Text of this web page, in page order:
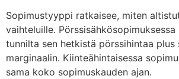
Sopimustyyppi ratkaisee, miten
vaihteluille.
tunnilta sen hetkistä pörssihintaa plus
marginaalin. Kiinteähintaisessa
sama koko sopimuskauden ajan.